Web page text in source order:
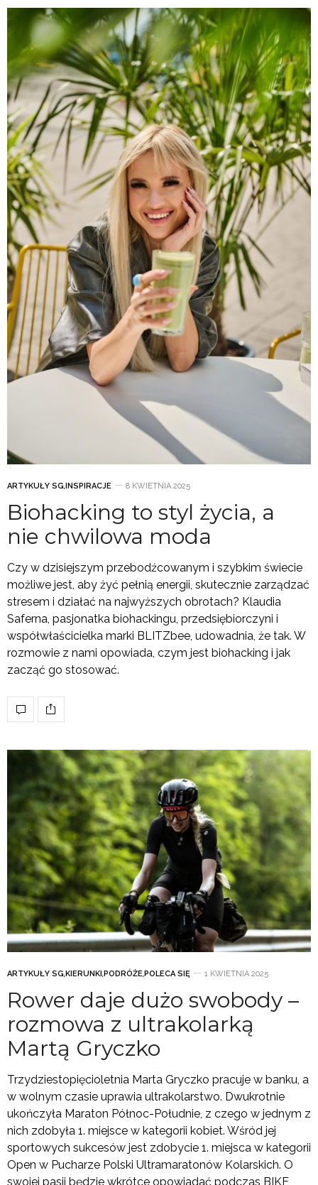
ARTYKUŁY SG,INSPIRACJE 8 KWIETNIA 2025
Biohacking to styl życia, a
nie chwilowa moda
Czy w dzisiejszym przebodźcowanym i szybkim świecie
możliwe jest, aby żyć pełnią energii, skutecznie zarządzać
stresem i działać na najwyższych obrotach? Klaudia
Saferna, pasjonatka biohackingu, przedsiębiorczyni i
współwłaścicielka marki BLITZbee, udowadnia, że tak. W
rozmowie z nami opowiada, czym jest biohacking i jak
zacząć go stosować.
ARTYKUŁY SG,KIERUNKI ,PODRÓŻE,POLECA SIĘ 1 KWIETNIA 2025
Rower daje dużo swobody –
rozmowa z ultrakolarką
Martą Gryczko
Trzydziestopięcioletnia Marta Gryczko pracuje w banku, a
w wolnym czasie uprawia ultrakolarstwo. Dwukrotnie
ukończyła Maraton Północ-Południe, z czego w jednym z
nich zdobyła 1. miejsce w kategorii kobiet. Wśród jej
sportowych sukcesów jest zdobycie 1. miejsca w kategorii
Open w Pucharze Polski Ultramaratonów Kolarskich. O
swojej pasji będzie wkrótce opowiadać podczas BIKE